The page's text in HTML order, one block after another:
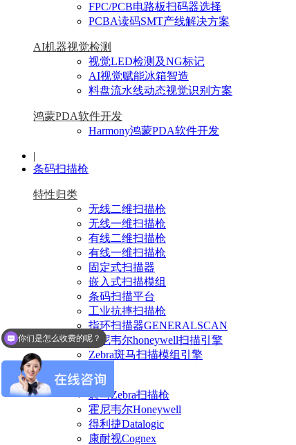
FPC/PCB电路板扫码器选择
PCBA读码SMT产线解决方案
AI机器视觉检测
视觉LED检测及NG标记
AI视觉赋能冰箱智造
料盘流水线动态视觉识别方案
鸿蒙PDA软件开发
Harmony鸿蒙PDA软件开发
|
条码扫描枪
特性归类
无线二维扫描枪
无线一维扫描枪
有线二维扫描枪
有线一维扫描枪
固定式扫描器
嵌入式扫描模组
条码扫描平台
工业抗摔扫描枪
指环扫描器GENERALSCAN
霍尼韦尔honeywell扫描引擎
Zebra斑马扫描模组引擎
进口品牌
斑马Zebra扫描枪
霍尼韦尔Honeywell
得利捷Datalogic
康耐视Cognex
你们是怎么收费的呢？